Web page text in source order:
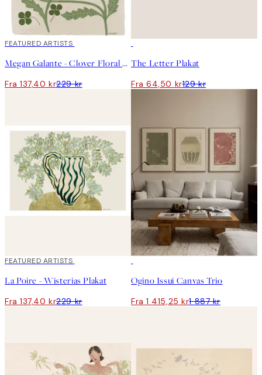
40%*
FEATURED ARTISTS
Megan Galante - Clover Floral Plakat
Fra 137,40 kr229 kr
The Letter Plakat
Fra 64,50 kr129 kr
40%*
FEATURED ARTISTS
La Poire - Wisterias Plakat
Fra 137,40 kr229 kr
Ogino Issui Canvas Trio
Fra 1 415,25 kr1 887 kr